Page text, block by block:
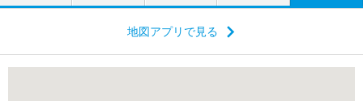
地図アプリで見る